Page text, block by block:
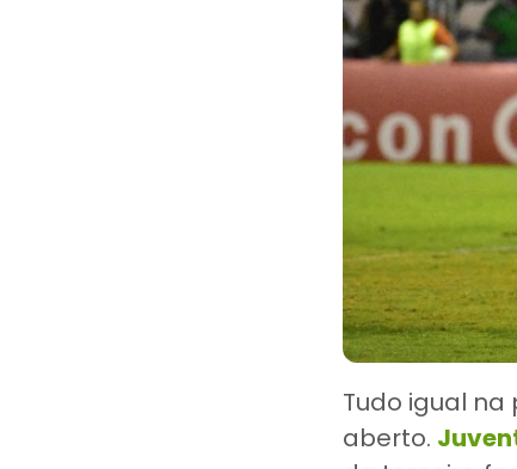
Tudo igual
aberto.